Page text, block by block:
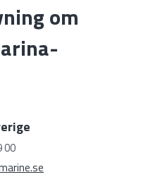
om
00